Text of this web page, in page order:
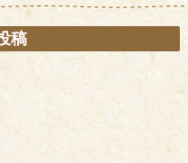
稿